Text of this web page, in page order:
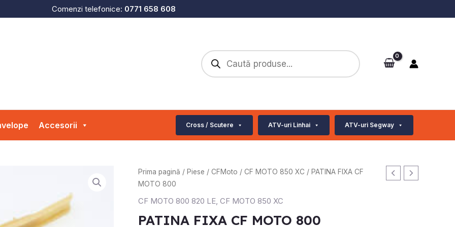
Comenzi telefonice: 0771 658 608
Products
search
Accesorii Cross / Scutere ATV-uri Linhai ATV-uri Segway
Prima pagină / Piese / CFMoto / CF MOTO 850 XC / PATINA FIXA CF
MOTO 800
CF MOTO 800 820 LE, CF MOTO 850 XC
PATINA FIXA CF MOTO 800
Cantitate
PATINA
MOTO